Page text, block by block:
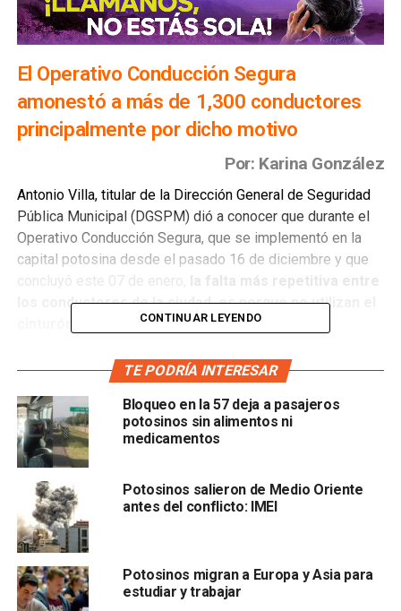
El Operativo Conducción Segura
amonestó a más de 1,300 conductores
principalmente por dicho motivo
Por: Karina González
Antonio Villa, titular de la Dirección General de Seguridad
Pública Municipal (DGSPM) dió a conocer que durante el
Operativo Conducción Segura, que se implementó en la
capital potosina desde el pasado 16 de diciembre y que
concluyó este 07 de enero, la falta más repetitiva entre
los conductores de la ciudad, es porque no utilizan el
cinturón de seguridad al conducir.
“Fue un programa preventivo, estaba contemplado hasta el
7, hoy cumplió la finalidad…la mayor frecuencia era
porque la gente no utiliza el cinturón de seguridad”
dijo.
En este operativo se hicieron más de mil 300
amonestaciones
CONTINUAR LEYENDO
TE PODRÍA INTERESAR
Bloqueo en la 57 deja a pasajeros
potosinos sin alimentos ni
medicamentos
Potosinos salieron de Medio Oriente
antes del conflicto: IMEI
Potosinos migran a Europa y Asia para
estudiar y trabajar